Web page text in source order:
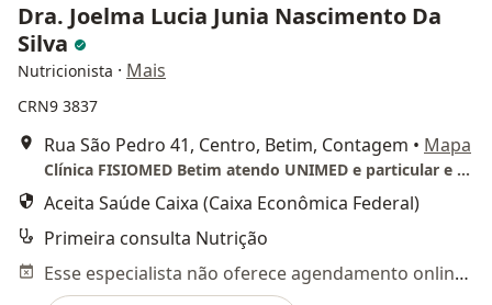
Dra. Joelma Lucia Junia Nascimento Da
Silva
Nutricionista · Mais
CRN9 3837
Rua São Pedro 41, Centro, Betim, Contagem • Mapa
Clínica FISIOMED Betim atendo UNIMED e particular e TELECONSULTA
Aceita Saúde Caixa (Caixa Econômica Federal)
Primeira consulta Nutrição
Esse especialista não oferece agendamento online para esse endereço.